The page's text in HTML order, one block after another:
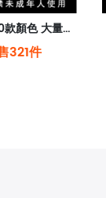
【Relx 5代電子菸主機】10款顏色 大量現貨 悅刻5代幻影霧化器單桿 電量顯示
321件